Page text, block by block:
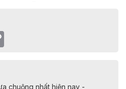
chuộng nhất hiện nay -